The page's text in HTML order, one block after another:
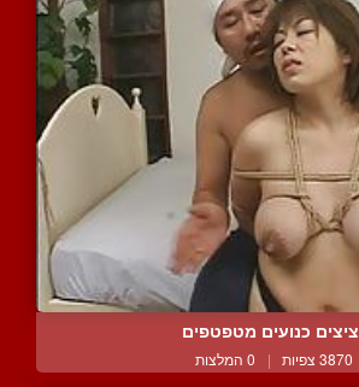
ציצים כנועים מטפטפים
3870 צפיות | 0 המלצות